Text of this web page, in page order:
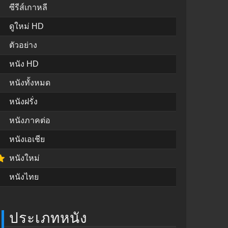
ซีรีส์เกาหลี
ดูใหม่ HD
ตัวอย่าง
หนัง HD
หนังทั้งหมด
หนังฝรั่ง
หนังภาคต่อ
หนังเอเชีย
หนังใหม่
หนังไทย
ประเภทหนัง